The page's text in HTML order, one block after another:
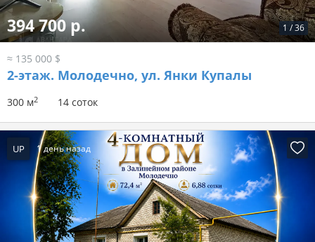
1 /36
394 700 р.
≈ 135 000 $
2-этаж. Молодечно, ул. Янки Купалы
300 м2 14 соток
UP 1 день назад